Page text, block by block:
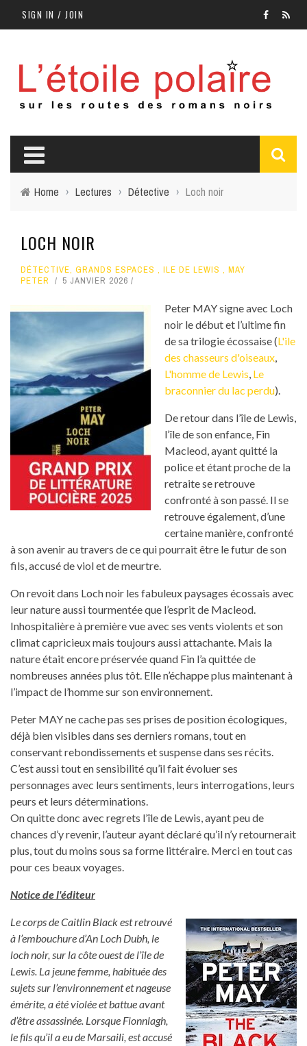
SIGN IN / JOIN
Home › Lectures › Détective › Loch noir
LOCH NOIR
DÉTECTIVE, GRANDS ESPACES , ILE DE LEWIS , MAY
PETER
5 JANVIER 2026
Peter MAY signe avec Loch
noir le début et l’ultime fin
de sa trilogie écossaise (L'ile
des chasseurs d'oiseaux,
L'homme de Lewis, Le
braconnier du lac perdu).
De retour dans l’île de Lewis,
l’île de son enfance, Fin
Macleod, ayant quitté la
police et étant proche de la
retraite se retrouve
confronté à son passé. Il se
retrouve également, d’une
certaine manière, confronté
à son avenir au travers de ce qui pourrait être le futur de son
fils, accusé de viol et de meurtre.
On revoit dans Loch noir les fabuleux paysages écossais avec
leur nature aussi tourmentée que l’esprit de Macleod.
Inhospitalière à première vue avec ses vents violents et son
climat capricieux mais toujours aussi attachante. Mais la
nature était encore préservée quand Fin l’a quittée de
nombreuses années plus tôt. Elle n’échappe plus maintenant à
l’impact de l’homme sur son environnement.
Peter MAY ne cache pas ses prises de position écologiques,
déjà bien visibles dans ses derniers romans, tout en
conservant rebondissements et suspense dans ses récits.
C’est aussi tout en sensibilité qu’il fait évoluer ses
personnages avec leurs sentiments, leurs interrogations, leurs
peurs et leurs déterminations.
On quitte donc avec regrets l’île de Lewis, ayant peu de
chances d’y revenir, l’auteur ayant déclaré qu’il n’y retournerait
plus, tout du moins sous sa forme littéraire. Merci en tout cas
pour ces beaux voyages.
Notice de l'éditeur
Le corps de Caitlin Black est retrouvé
à l’embouchure d’An Loch Dubh, le
loch noir, sur la côte ouest de l’île de
Lewis. La jeune femme, habituée des
sujets sur l’environnement et nageuse
émérite, a été violée et battue avant
d’être assassinée. Lorsque Fionnlagh,
le fils qu’il a eu de Marsaili, est accusé